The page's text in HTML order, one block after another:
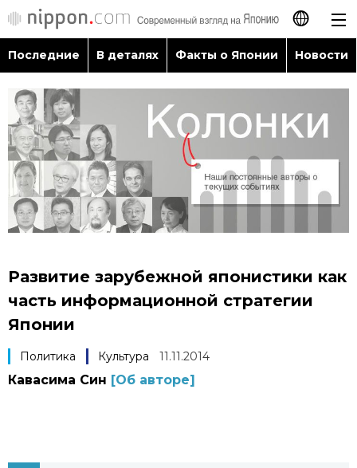
日本語
简体字
繁體字
العربية
Последние
В деталях
Путеводитель по Японии
Фото/Видео
Последние В деталях Факты о Японии Новости
Развитие зарубежной японистики как
часть информационной стратегии
Японии
Политика Культура 11.11.2014
Кавасима Син [Об авторе]